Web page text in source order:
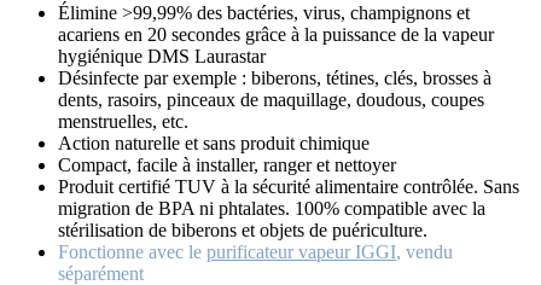
Élimine >99,99% des bactéries, virus, champignons et
acariens en 20 secondes grâce à la puissance de la vapeur
hygiénique DMS Laurastar
Désinfecte par exemple : biberons, tétines, clés, brosses à
dents, rasoirs, pinceaux de maquillage, doudous, coupes
menstruelles, etc.
Action naturelle et sans produit chimique
Compact, facile à installer, ranger et nettoyer
Produit certifié TUV à la sécurité alimentaire contrôlée. Sans
migration de BPA ni phtalates. 100% compatible avec la
stérilisation de biberons et objets de puériculture.
Fonctionne avec le purificateur vapeur IGGI, vendu
séparément